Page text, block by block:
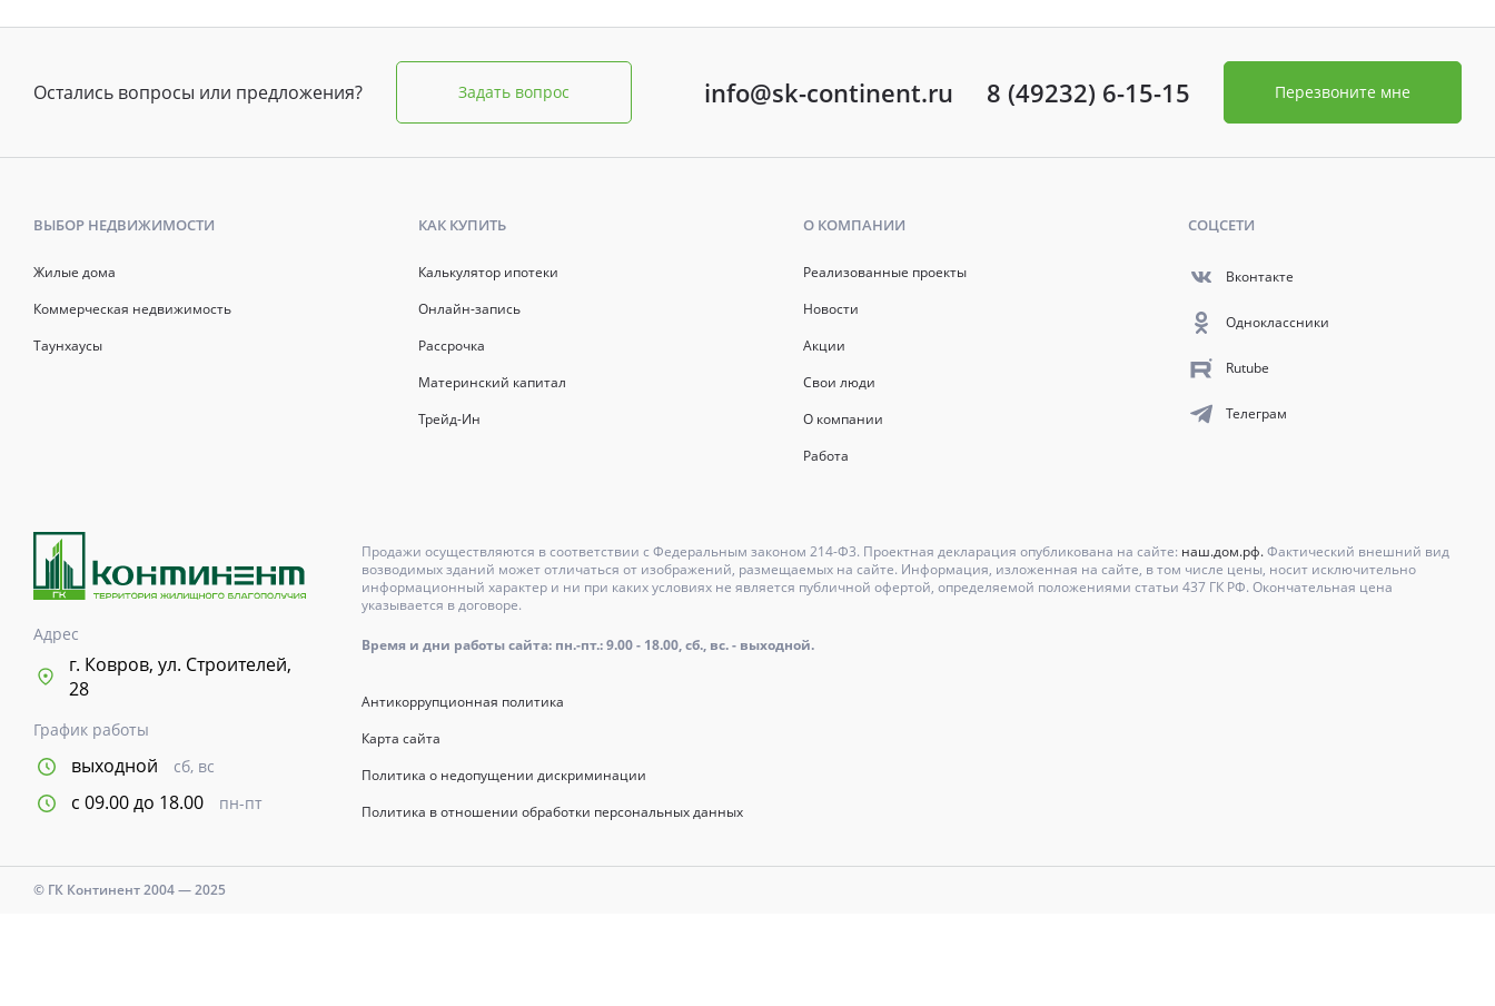
Остались вопросы или предложения? Задать вопрос info@sk-continent.ru 8 (49232) 6-15-15 Перезвоните мне
ВЫБОР НЕДВИЖИМОСТИ
Жилые дома
Коммерческая недвижимость
Таунхаусы
КАК КУПИТЬ
Калькулятор ипотеки
Онлайн-запись
Рассрочка
Материнский капитал
Трейд-Ин
О КОМПАНИИ
Реализованные проекты
Новости
Акции
Свои люди
О компании
Работа
СОЦСЕТИ
Вконтакте
Одноклассники
Rutube
Телеграм
Адрес
г. Ковров, ул. Строителей,
28
График работы
выходной сб, вс
с 09.00 до 18.00 пн-пт
Продажи осуществляются в соответствии с Федеральным законом 214-Ф3. Проектная декларация опубликована на сайте: наш.дом.рф.Фактический внешний вид
возводимых зданий может отличаться от изображений, размещаемых на сайте. Информация, изложенная на сайте, в том числе цены, носит исключительно
информационный характер и ни при каких условиях не является публичной офертой, определяемой положениями статьи 437 ГК РФ. Окончательная цена
указывается в договоре.
Время и дни работы сайта: пн.-пт.: 9.00 - 18.00, сб., вс. - выходной.
Антикоррупционная политика
Карта сайта
Политика о недопущении дискриминации
Политика в отношении обработки персональных данных
© ГК Континент 2004 — 2025